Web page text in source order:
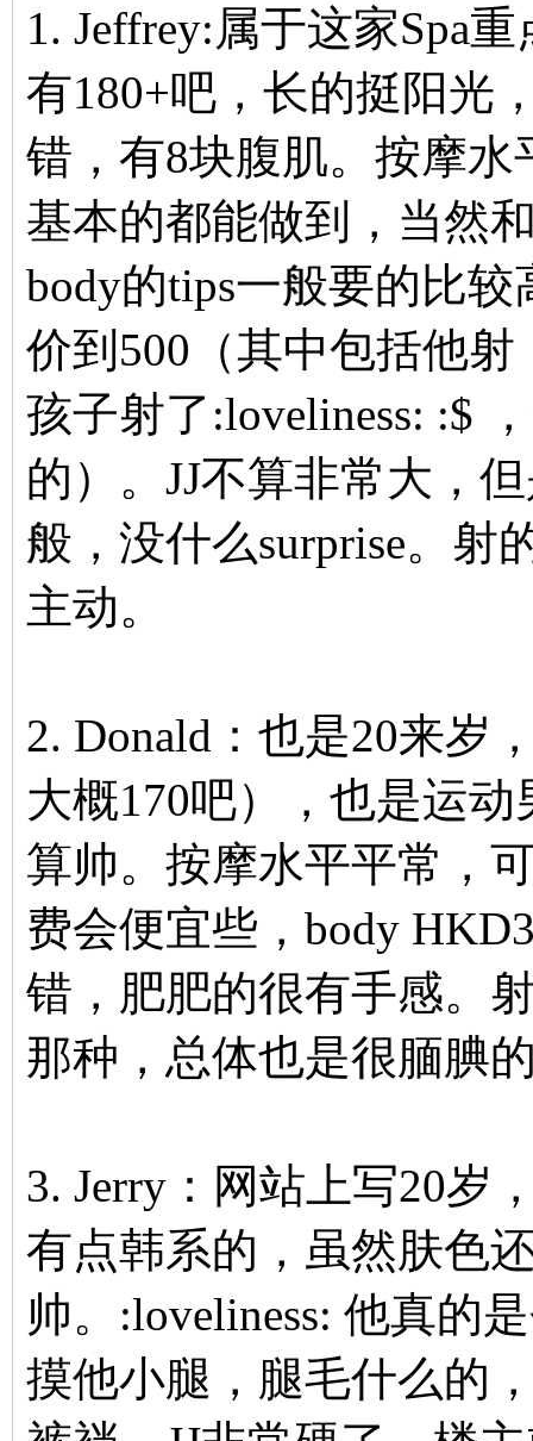
1. Jeffrey:属于这家Spa
有180+吧，长的挺阳光
错，有8块腹肌。按摩
基本的都能做到，当然
body的tips一般要的比
价到500（其中包括他
孩子射了:loveliness: :$
的）。JJ不算非常大，
般，没什么surprise。射
主动。
2. Donald：也是20来岁
大概170吧），也是运
算帅。按摩水平平常，
费会便宜些，body
错，肥肥的很有手感。
那种，总体也是很腼腆
3. Jerry：网站上写20岁
有点韩系的，虽然肤色
帅。:loveliness: 他真的
摸他小腿，腿毛什么的